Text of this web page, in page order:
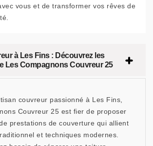
vous et de transformer vos rêves de
à Les Fins : Découvrez les
Les Compagnons Couvreur 25
couvreur passionné à Les Fins,
Couvreur 25 est fier de proposer
prestations de couverture qui allient
et techniques modernes.